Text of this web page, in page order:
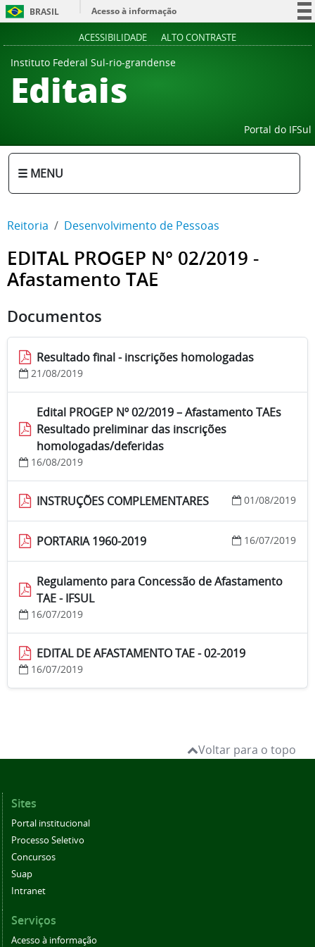
BRASIL
Acesso à informação
ACESSIBILIDADE ALTO CONTRASTE
Instituto Federal Sul-rio-grandense
Editais
Portal do IFSul
☰ MENU
Reitoria Desenvolvimento de Pessoas
EDITAL PROGEP N° 02/2019 -
Afastamento TAE
Documentos
Resultado final - inscrições homologadas
21/08/2019
Edital PROGEP Nº 02/2019 – Afastamento TAEs
Resultado preliminar das inscrições
homologadas/deferidas
16/08/2019
INSTRUÇÕES COMPLEMENTARES 01/08/2019
PORTARIA 1960-2019 16/07/2019
Regulamento para Concessão de Afastamento
TAE - IFSUL
16/07/2019
EDITAL DE AFASTAMENTO TAE - 02-2019
16/07/2019
Voltar para o topo
Sites
Portal institucional
Processo Seletivo
Concursos
Suap
Intranet
Serviços
Acesso à informação